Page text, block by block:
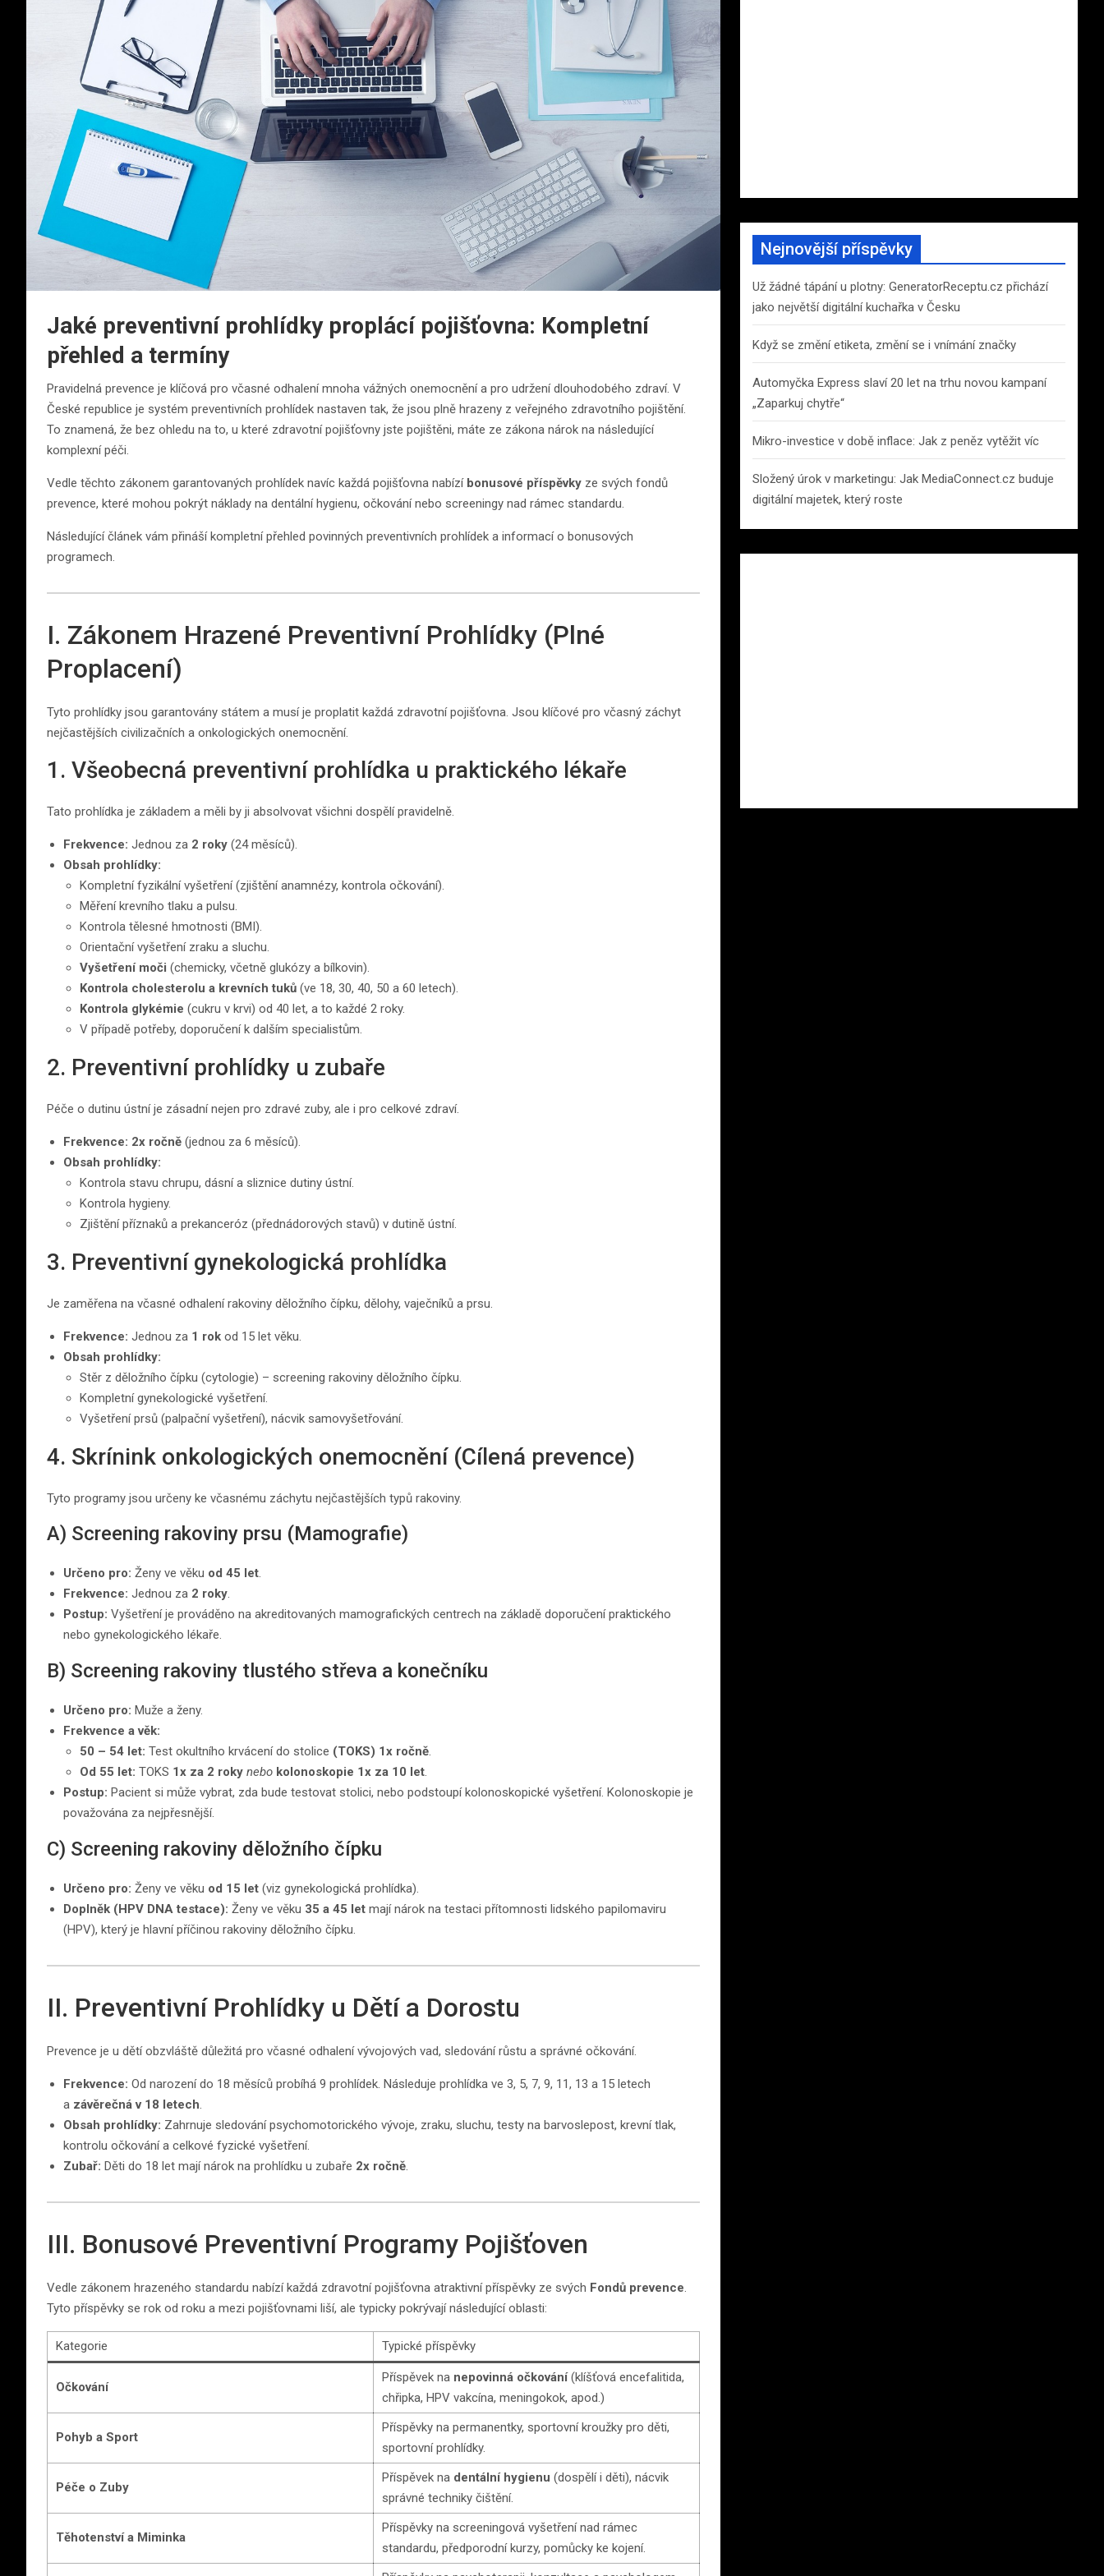
Jaké preventivní prohlídky proplácí pojišťovna: Kompletní
přehled a termíny
Pravidelná prevence je klíčová pro včasné odhalení mnoha vážných onemocnění a pro udržení dlouhodobého zdraví. V
České republice je systém preventivních prohlídek nastaven tak, že jsou plně hrazeny z veřejného zdravotního pojištění.
To znamená, že bez ohledu na to, u které zdravotní pojišťovny jste pojištěni, máte ze zákona nárok na následující
komplexní péči.
Vedle těchto zákonem garantovaných prohlídek navíc každá pojišťovna nabízí bonusové příspěvky ze svých fondů
prevence, které mohou pokrýt náklady na dentální hygienu, očkování nebo screeningy nad rámec standardu.
Následující článek vám přináší kompletní přehled povinných preventivních prohlídek a informací o bonusových
programech.
I. Zákonem Hrazené Preventivní Prohlídky (Plné
Proplacení)
Tyto prohlídky jsou garantovány státem a musí je proplatit každá zdravotní pojišťovna. Jsou klíčové pro včasný záchyt
nejčastějších civilizačních a onkologických onemocnění.
1. Všeobecná preventivní prohlídka u praktického lékaře
Tato prohlídka je základem a měli by ji absolvovat všichni dospělí pravidelně.
Frekvence: Jednou za 2 roky (24 měsíců).
Obsah prohlídky:
Kompletní fyzikální vyšetření (zjištění anamnézy, kontrola očkování).
Měření krevního tlaku a pulsu.
Kontrola tělesné hmotnosti (BMI).
Orientační vyšetření zraku a sluchu.
Vyšetření moči (chemicky, včetně glukózy a bílkovin).
Kontrola cholesterolu a krevních tuků (ve 18, 30, 40, 50 a 60 letech).
Kontrola glykémie (cukru v krvi) od 40 let, a to každé 2 roky.
V případě potřeby, doporučení k dalším specialistům.
2. Preventivní prohlídky u zubaře
Péče o dutinu ústní je zásadní nejen pro zdravé zuby, ale i pro celkové zdraví.
Frekvence: 2x ročně (jednou za 6 měsíců).
Obsah prohlídky:
Kontrola stavu chrupu, dásní a sliznice dutiny ústní.
Kontrola hygieny.
Zjištění příznaků a prekanceróz (přednádorových stavů) v dutině ústní.
3. Preventivní gynekologická prohlídka
Je zaměřena na včasné odhalení rakoviny děložního čípku, dělohy, vaječníků a prsu.
Frekvence: Jednou za 1 rok od 15 let věku.
Obsah prohlídky:
Stěr z děložního čípku (cytologie) – screening rakoviny děložního čípku.
Kompletní gynekologické vyšetření.
Vyšetření prsů (palpační vyšetření), nácvik samovyšetřování.
4. Skrínink onkologických onemocnění (Cílená prevence)
Tyto programy jsou určeny ke včasnému záchytu nejčastějších typů rakoviny.
A) Screening rakoviny prsu (Mamografie)
Určeno pro: Ženy ve věku od 45 let.
Frekvence: Jednou za 2 roky.
Postup: Vyšetření je prováděno na akreditovaných mamografických centrech na základě doporučení praktického
nebo gynekologického lékaře.
B) Screening rakoviny tlustého střeva a konečníku
Určeno pro: Muže a ženy.
Frekvence a věk:
50 – 54 let: Test okultního krvácení do stolice (TOKS) 1x ročně.
Od 55 let: TOKS 1x za 2 roky nebo kolonoskopie 1x za 10 let.
Postup: Pacient si může vybrat, zda bude testovat stolici, nebo podstoupí kolonoskopické vyšetření. Kolonoskopie je
považována za nejpřesnější.
C) Screening rakoviny děložního čípku
Určeno pro: Ženy ve věku od 15 let (viz gynekologická prohlídka).
Doplněk (HPV DNA testace): Ženy ve věku 35 a 45 let mají nárok na testaci přítomnosti lidského papilomaviru
(HPV), který je hlavní příčinou rakoviny děložního čípku.
II. Preventivní Prohlídky u Dětí a Dorostu
Prevence je u dětí obzvláště důležitá pro včasné odhalení vývojových vad, sledování růstu a správné očkování.
Frekvence: Od narození do 18 měsíců probíhá 9 prohlídek. Následuje prohlídka ve 3, 5, 7, 9, 11, 13 a 15 letech
a závěrečná v 18 letech.
Obsah prohlídky: Zahrnuje sledování psychomotorického vývoje, zraku, sluchu, testy na barvoslepost, krevní tlak,
kontrolu očkování a celkové fyzické vyšetření.
Zubař: Děti do 18 let mají nárok na prohlídku u zubaře 2x ročně.
III. Bonusové Preventivní Programy Pojišťoven
Vedle zákonem hrazeného standardu nabízí každá zdravotní pojišťovna atraktivní příspěvky ze svých Fondů prevence.
Tyto příspěvky se rok od roku a mezi pojišťovnami liší, ale typicky pokrývají následující oblasti:
Kategorie Typické příspěvky
Očkování
Příspěvek na nepovinná očkování(klíšťová encefalitida,
chřipka, HPV vakcína, meningokok, apod.)
Pohyb a Sport
Příspěvky na permanentky, sportovní kroužky pro děti,
sportovní prohlídky.
Péče o Zuby
Příspěvek na dentální hygienu (dospělí i děti), nácvik
správné techniky čištění.
Těhotenství a Miminka
Příspěvky na screeningová vyšetření nad rámec
standardu, předporodní kurzy, pomůcky ke kojení.
Nejnovější příspěvky
Už žádné tápání u plotny: GeneratorReceptu.cz přichází
jako největší digitální kuchařka v Česku
Když se změní etiketa, změní se i vnímání značky
Automyčka Express slaví 20 let na trhu novou kampaní
„Zaparkuj chytře“
Mikro-investice v době inflace: Jak z peněz vytěžit víc
Složený úrok v marketingu: Jak MediaConnect.cz buduje
digitální majetek, který roste